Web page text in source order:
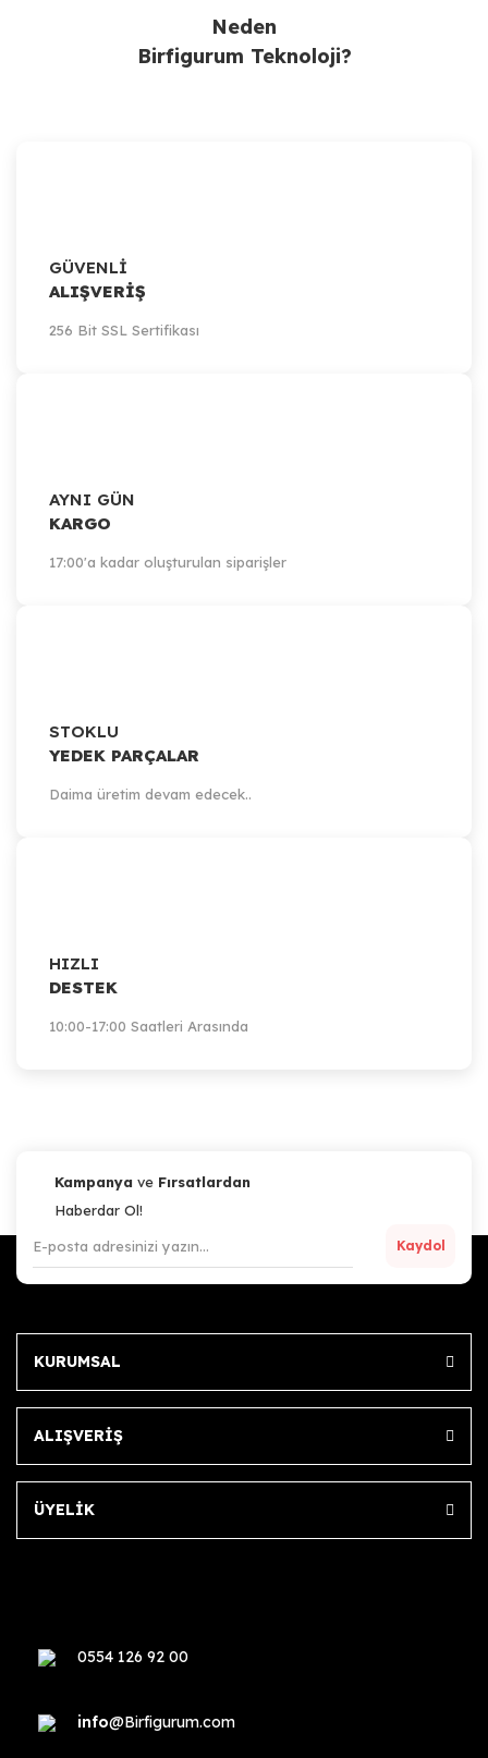
Neden
Birfigurum Teknoloji?
GÜVENLİ
ALIŞVERİŞ
256 Bit SSL Sertifikası
AYNI GÜN
KARGO
17:00'a kadar oluşturulan siparişler
STOKLU
YEDEK PARÇALAR
Daima üretim devam edecek..
HIZLI
DESTEK
10:00-17:00 Saatleri Arasında
Kampanya ve Fırsatlardan
Haberdar Ol!
Kaydol
KURUMSAL
ALIŞVERİŞ
ÜYELİK
0554 126 92 00
info@Birfigurum.com